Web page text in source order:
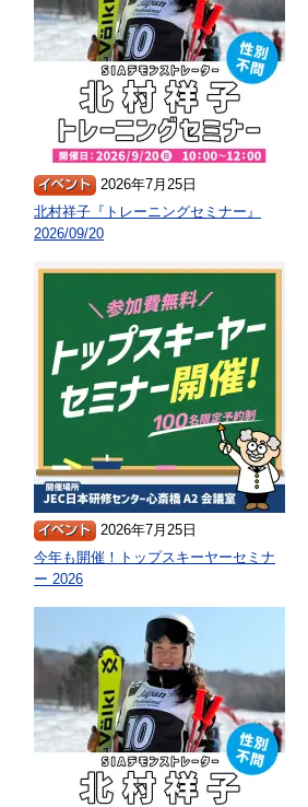
2026年7月25日
北村祥子『トレーニングセミナー』
2026/09/20
2026年7月25日
今年も開催！トップスキーヤーセミナ
ー 2026